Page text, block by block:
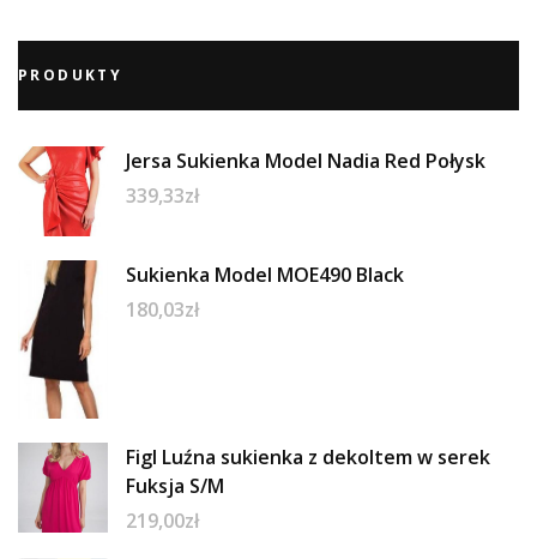
PRODUKTY
Jersa Sukienka Model Nadia Red Połysk
339,33zł
Sukienka Model MOE490 Black
180,03zł
Figl Luźna sukienka z dekoltem w serek
Fuksja S/M
219,00zł